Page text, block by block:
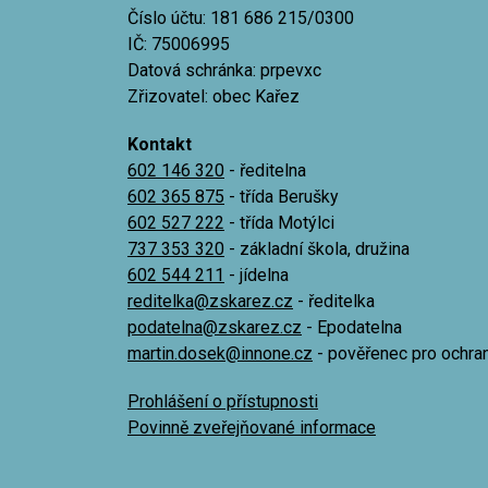
Číslo účtu: 181 686 215/0300
IČ: 75006995
Datová schránka: prpevxc
Zřizovatel: obec Kařez
Kontakt
602 146 320 - ředitelna
602 365 875 - třída Berušky
602 527 222 - třída Motýlci
737 353 320 - základní škola, družina
602 544 211 - jídelna
reditelka@zskarez.cz - ředitelka
podatelna@zskarez.cz - Epodatelna
martin.dosek@innone.cz - pověřenec pro
Prohlášení o přístupnosti
Povinně zveřejňované informace